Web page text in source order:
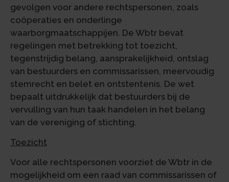
gevolgen voor andere rechtspersonen, zoals
coöperaties en onderlinge
waarborgmaatschappijen. De Wbtr bevat
regelingen met betrekking tot toezicht,
tegenstrijdig belang, aansprakelijkheid, ontslag
van bestuurders en commissarissen, meervoudig
stemrecht en belet en ontstentenis. De wet
bepaalt uitdrukkelijk dat bestuurders bij de
vervulling van hun taak handelen in het belang
van de vereniging of stichting.
Toezicht
Voor alle rechtspersonen voorziet de Wbtr in de
mogelijkheid om een raad van commissarissen of